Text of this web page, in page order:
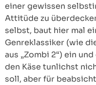
einer gewissen
Attitüde zu
selbst, baut hier mal
Genreklassiker (wie
aus „Zombi 2“) ein
den Käse tunlichst
soll, aber für